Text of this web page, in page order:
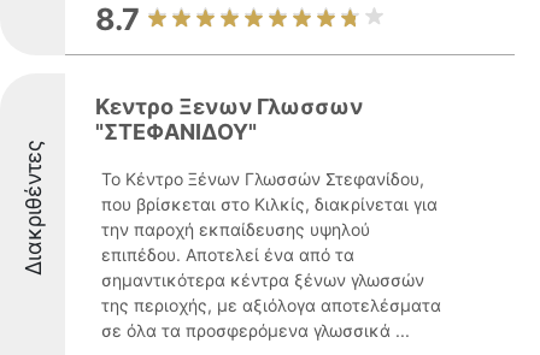
8.7
Διακριθέντες
Κεντρο Ξενων Γλωσσων
"ΣΤΕΦΑΝΙΔΟΥ"
Το Κέντρο Ξένων Γλωσσών Στεφανίδου,
που βρίσκεται στο Κιλκίς, διακρίνεται για
την παροχή εκπαίδευσης υψηλού
επιπέδου. Αποτελεί ένα από τα
σημαντικότερα κέντρα ξένων γλωσσών
της περιοχής, με αξιόλογα αποτελέσματα
σε όλα τα προσφερόμενα γλωσσικά ...